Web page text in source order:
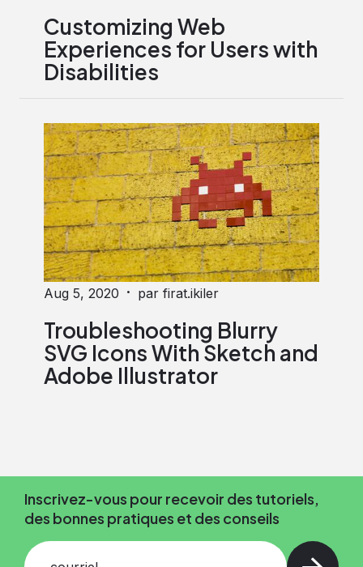
Customizing Web
Experiences for Users with
Disabilities
Aug 5, 2020 · par firat.ikiler
Troubleshooting Blurry
SVG Icons With Sketch and
Adobe Illustrator
Inscrivez-vous pour recevoir des tutoriels,
des bonnes pratiques et des conseils
courriel